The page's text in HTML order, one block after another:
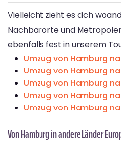
Vielleicht zieht es dich
Nachbarorte und
ebenfalls fest in unserem
Umzug von Hamburg
Umzug von Hamburg
Umzug von Hamburg
Umzug von Hamburg
Umzug von Hamburg
Von Hamburg in andere Länder